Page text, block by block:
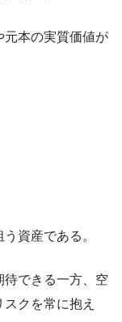
元本の実質価値が
資産である。
できる一方、空
クを常に抱え